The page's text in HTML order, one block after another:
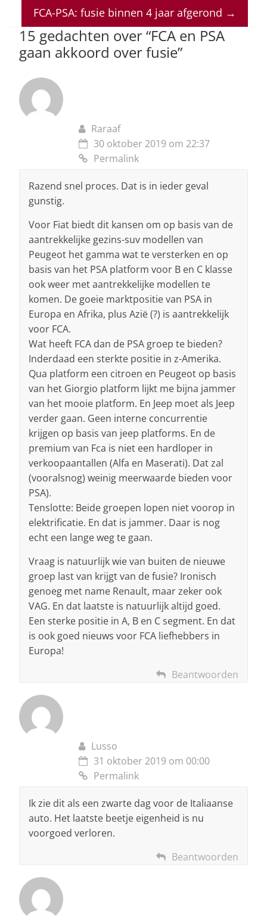
A
p
p
b
o
o
dI
n
d
s
FCA-PSA: fusie binnen 4 jaar afgerond →
15 gedachten over “FCA en PSA
gaan akkoord over fusie”
Raraaf
30 oktober 2019 om 22:37
Permalink
Razend snel proces. Dat is in ieder geval
gunstig.
Voor Fiat biedt dit kansen om op basis van de
aantrekkelijke gezins-suv modellen van
Peugeot het gamma wat te versterken en op
basis van het PSA platform voor B en C klasse
ook weer met aantrekkelijke modellen te
komen. De goeie marktpositie van PSA in
Europa en Afrika, plus Azië (?) is aantrekkelijk
voor FCA.
Wat heeft FCA dan de PSA groep te bieden?
Inderdaad een sterkte positie in z-Amerika.
Qua platform een citroen en Peugeot op basis
van het Giorgio platform lijkt me bijna jammer
van het mooie platform. En Jeep moet als Jeep
verder gaan. Geen interne concurrentie
krijgen op basis van jeep platforms. En de
premium van Fca is niet een hardloper in
verkoopaantallen (Alfa en Maserati). Dat zal
(vooralsnog) weinig meerwaarde bieden voor
PSA).
Tenslotte: Beide groepen lopen niet voorop in
elektrificatie. En dat is jammer. Daar is nog
echt een lange weg te gaan.
Vraag is natuurlijk wie van buiten de nieuwe
groep last van krijgt van de fusie? Ironisch
genoeg met name Renault, maar zeker ook
VAG. En dat laatste is natuurlijk altijd goed.
Een sterke positie in A, B en C segment. En dat
is ook goed nieuws voor FCA liefhebbers in
Europa!
Beantwoorden
Lusso
31 oktober 2019 om 00:00
Permalink
Ik zie dit als een zwarte dag voor de Italiaanse
auto. Het laatste beetje eigenheid is nu
voorgoed verloren.
Beantwoorden